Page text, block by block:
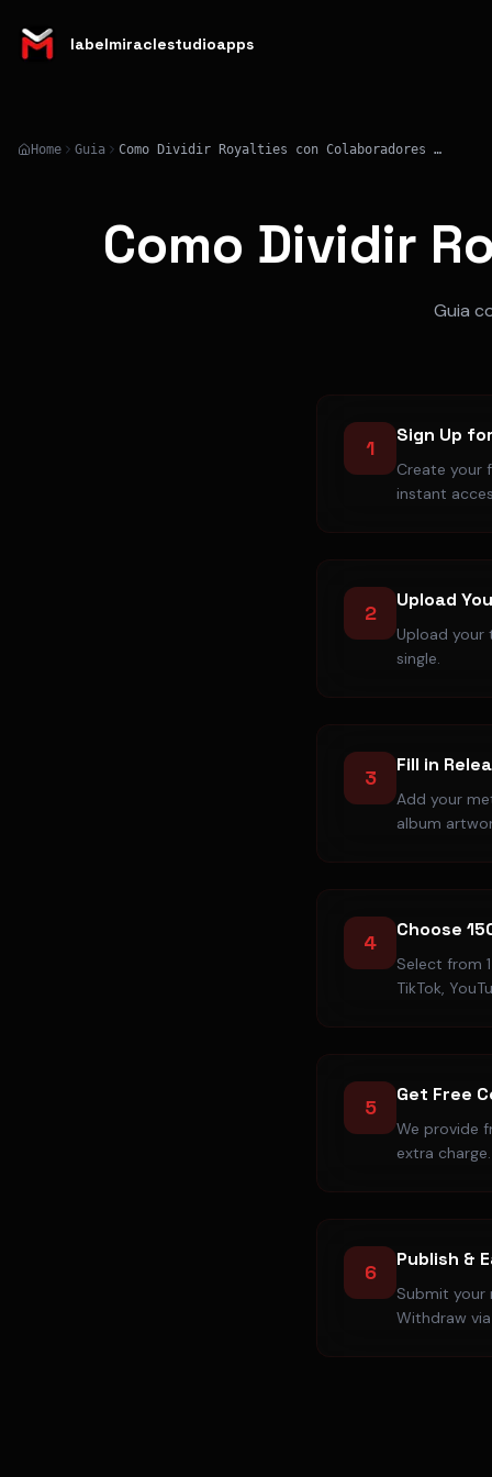
labelmiraclestudioapps
Home Guia Como Dividir Royalties con Colaboradores en 2026
Como Dividir
Guia
1
Sign Up
Create your
instant
2
Upload
Upload your
single.
3
Fill in
Add your
album
4
Choose
Select from
TikTok,
5
Get Free
We provide
extra charge.
6
Publish &
Submit your
Withdraw